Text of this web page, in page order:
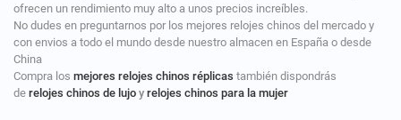
ofrecen un rendimiento muy alto a unos precios increíbles.
No dudes en preguntarnos por los mejores relojes chinos del mercado y
con envios a todo el mundo desde nuestro almacen en España o desde
China
Compra los mejores relojes chinos réplicas también dispondrás
de relojes chinos de lujo y relojes chinos para la mujer